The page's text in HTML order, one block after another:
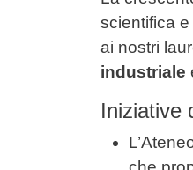
scientifica
ai nostri
industriale
Iniziative